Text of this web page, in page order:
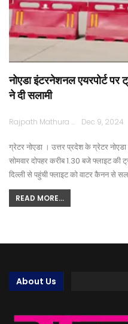
नोएडा इंटरनेशनल एयरपोर्ट
ने दी सलामी
Rajpath Mathura Dec 9, 2024
ग्रेटर नोएडा । उत्तर प्रदेश के ग्रेटर नोएडा
सोमवार दोपहर करीब 1.30 बजे फ्लाइट
दिल्ली से पहुंची फ्लाइट को वाटर कैनन से
READ MORE...
About Us